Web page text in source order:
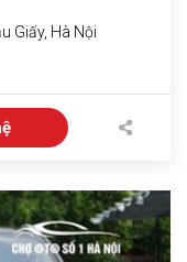
Giấy, Hà Nội